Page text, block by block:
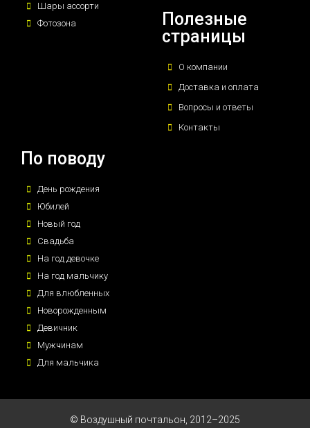
Шары ассорти
Фотозона
Полезные
страницы
О компании
Доставка и оплата
Вопросы и ответы
Контакты
По поводу
День рождения
Юбилей
Новый год
Свадьба
На год девочке
На год мальчику
Для влюбленных
Новорожденным
Девичник
Мужчинам
Для мальчика
© Воздушный почтальон, 2012–2025